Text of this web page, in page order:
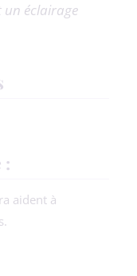
éclairage
:
aident à